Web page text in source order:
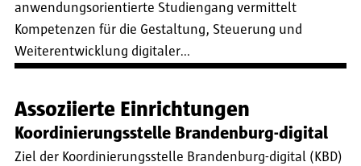
anwendungsorientierte Studiengang vermittelt
Kompetenzen für die Gestaltung, Steuerung und
Weiterentwicklung digitaler…
Assoziierte Einrichtungen
Koordinierungsstelle Brandenburg-digital
Ziel der Koordinierungsstelle Brandenburg-digital (KBD)